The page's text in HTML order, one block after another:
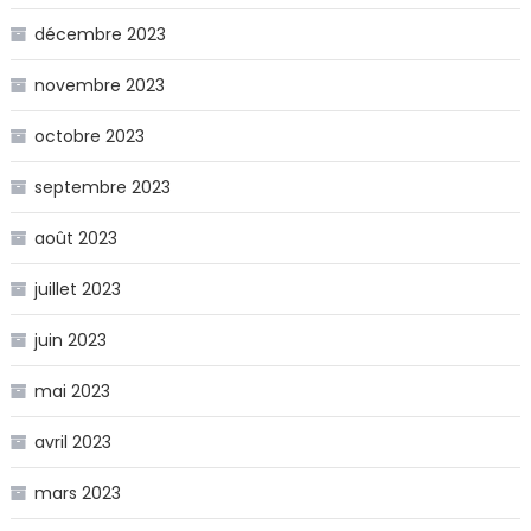
décembre 2023
novembre 2023
octobre 2023
septembre 2023
août 2023
juillet 2023
juin 2023
mai 2023
avril 2023
mars 2023